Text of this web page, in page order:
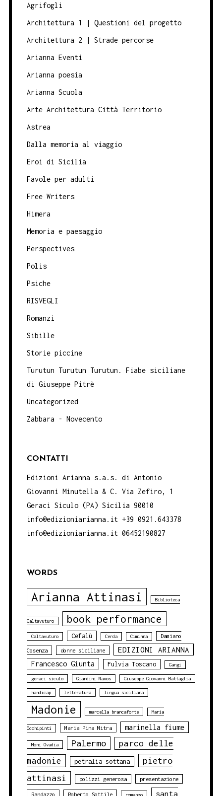
Agrifogli
Architettura 1 | Questioni del progetto
Architettura 2 | Strade percorse
Arianna Eventi
Arianna poesia
Arianna Scuola
Arte Architettura Città Territorio
Astrea
Dalla memoria al viaggio
Eroi di Sicilia
Favole per adulti
Free Writers
Himera
Memoria e paesaggio
Perspectives
Polis
Psiche
RISVEGLI
Romanzi
Sibille
Storie piccine
Turutun Turutun Turutun. Fiabe siciliane
di Giuseppe Pitrè
Uncategorized
Zabbara - Novecento
CONTATTI
Edizioni Arianna s.a.s. di Antonio
Giovanni Minutella & C. Via Zefiro, 1
Geraci Siculo (PA) Sicilia 90010
info@edizioniarianna.it +39 0921.643378
info@edizioniarianna.it 06452190827
WORDS
Arianna Attinasi Biblioteca
Caltavuturo book performance
Caltavuturo Cefalù Cerda Ciminna Damiano
Cosenza donne siciliane EDIZIONI ARIANNA
Francesco Giunta Fulvia Toscano Gangi
geraci siculo Giardini Naxos Giuseppe Giovanni Battaglia
handicap letteratura lingua siciliana
Madonie marcella brancaforte Maria
Occhipinti Maria Pina Mitra marinella fiume
Moni Ovadia Palermo
parco delle
madonie
petralia sottana
pietro
attinasi
polizzi generosa presentazione
Randazzo Roberto Sottile santa